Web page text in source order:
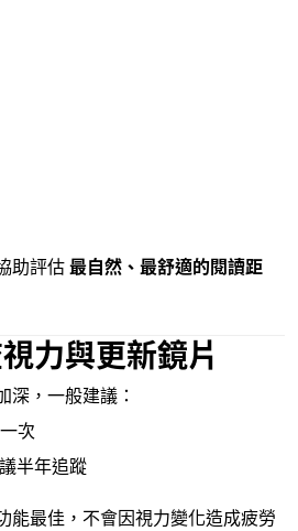
助評估最自然、最舒適的閱讀距
力與更新鏡片
深，一般建議：
次
半年追蹤
能最佳，不會因視力變化造成疲勞